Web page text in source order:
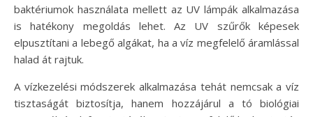
baktériumok használata mellett az UV lámpák alkalmazása
is hatékony megoldás lehet. Az UV szűrők képesek
elpusztítani a lebegő algákat, ha a víz megfelelő áramlással
halad át rajtuk.
A vízkezelési módszerek alkalmazása tehát nemcsak a víz
tisztaságát biztosítja, hanem hozzájárul a tó biológiai